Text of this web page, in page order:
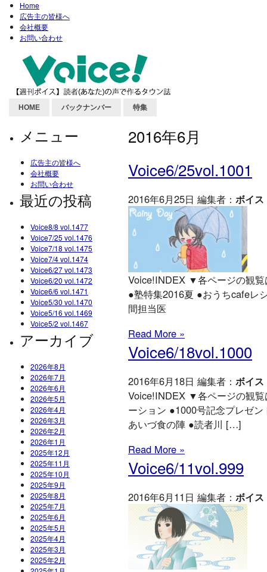
Home
広告主の皆様へ
会社概要
お問い合わせ
HOME バックナンバー 特集
メニュー
広告主の皆様へ
会社概要
お問い合わせ
最近の投稿
Voice8/8 vol.1477
Voice7/25 vol.1476
Voice7/18 vol.1475
Voice7/4 vol.1474
Voice6/27 vol.1473
Voice6/20 vol.1472
Voice6/6 vol.1471
Voice5/30 vol.1470
Voice5/16 vol.1469
Voice5/2 vol.1467
アーカイブ
2026年8月
2026年7月
2026年6月
2026年5月
2026年4月
2026年3月
2026年2月
2026年1月
2025年12月
2025年11月
2025年10月
2025年9月
2025年8月
2025年7月
2025年6月
2025年5月
2025年4月
2025年3月
2025年2月
2016年6月
Voice6/25vol.1001
2016年6月25日 編集者： ボイス
Voice!INDEX ▼各ページの観
●塾特集2016夏 ●おうちcafeレ
間担当医
Read More »
Voice6/18vol.1000
2016年6月18日 編集者： ボイス
Voice!INDEX ▼各ページの観
ーション ●1000号記念プレゼ
あいづ食の陣 ●読者川 […]
Read More »
Voice6/11vol.999
2016年6月11日 編集者： ボイス